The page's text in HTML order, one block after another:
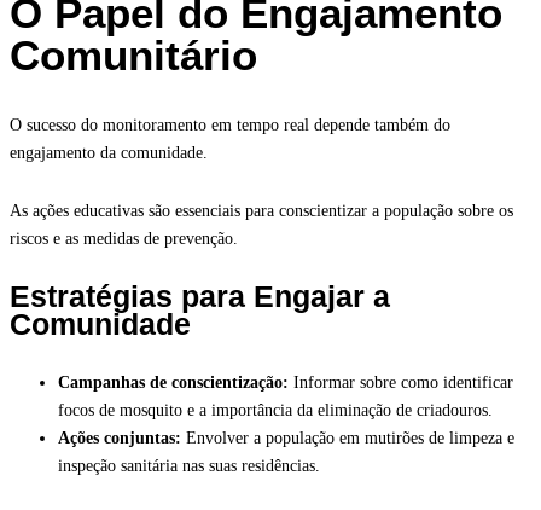
O Papel do Engajamento
Comunitário
O sucesso do monitoramento em tempo real depende também do
engajamento da comunidade.
As ações educativas são essenciais para conscientizar a população sobre os
riscos e as medidas de prevenção.
Estratégias para Engajar a
Comunidade
Campanhas de conscientização: Informar sobre como identificar
focos de mosquito e a importância da eliminação de criadouros.
Ações conjuntas: Envolver a população em mutirões de limpeza e
inspeção sanitária nas suas residências.